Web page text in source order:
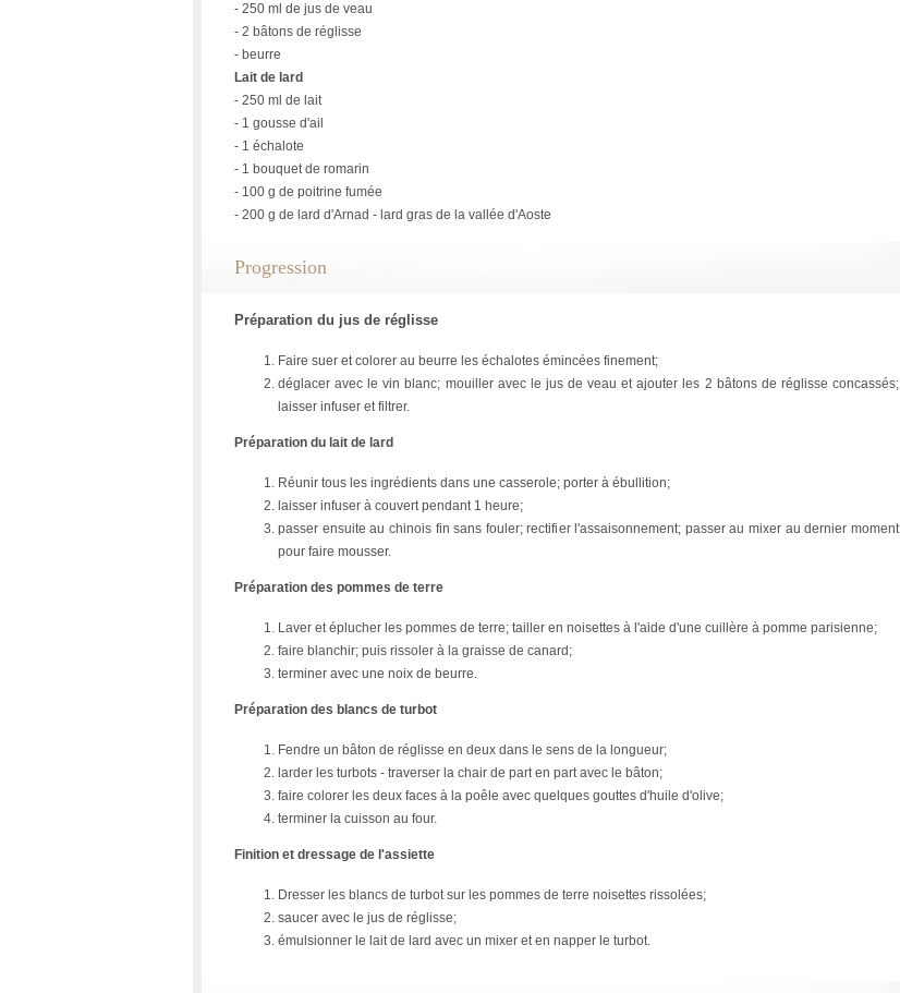
- 250 ml de jus de veau
- 2 bâtons de réglisse
- beurre
Lait de lard
- 250 ml de lait
- 1 gousse d'ail
- 1 échalote
- 1 bouquet de romarin
- 100 g de poitrine fumée
- 200 g de lard d'Arnad - lard gras de la vallée d'Aoste
Progression
Préparation du jus de réglisse
Faire suer et colorer au beurre les échalotes émincées finement;
déglacer avec le vin blanc; mouiller avec le jus de veau et ajouter les 2 bâtons de réglisse concassés;
laisser infuser et filtrer.
Préparation du lait de lard
Réunir tous les ingrédients dans une casserole; porter à ébullition;
laisser infuser à couvert pendant 1 heure;
passer ensuite au chinois fin sans fouler; rectifier l'assaisonnement; passer au mixer au dernier moment
pour faire mousser.
Préparation des pommes de terre
Laver et éplucher les pommes de terre; tailler en noisettes à l'aide d'une cuillère à pomme parisienne;
faire blanchir; puis rissoler à la graisse de canard;
terminer avec une noix de beurre.
Préparation des blancs de turbot
Fendre un bâton de réglisse en deux dans le sens de la longueur;
larder les turbots - traverser la chair de part en part avec le bâton;
faire colorer les deux faces à la poêle avec quelques gouttes d'huile d'olive;
terminer la cuisson au four.
Finition et dressage de l'assiette
Dresser les blancs de turbot sur les pommes de terre noisettes rissolées;
saucer avec le jus de réglisse;
émulsionner le lait de lard avec un mixer et en napper le turbot.